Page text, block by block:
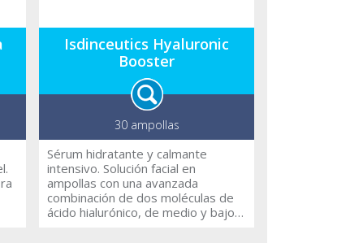
Isdinceutics Hyaluronic
Booster
30 ampollas
Sérum hidratante y calmante
intensivo. Solución facial en
ampollas con una avanzada
combinación de dos moléculas de
ácido hialurónico, de medio y bajo